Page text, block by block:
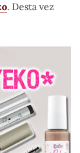
. Desta vez